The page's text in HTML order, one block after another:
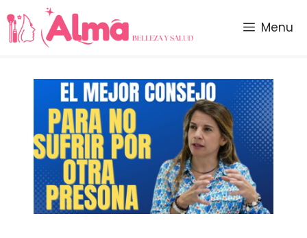
Saltar
al
contenido
Menu